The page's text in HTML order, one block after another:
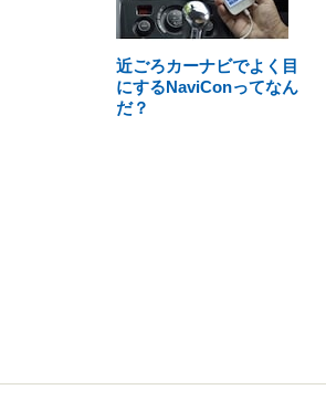
近ごろカーナビでよく目
にするNaviConってなん
だ？